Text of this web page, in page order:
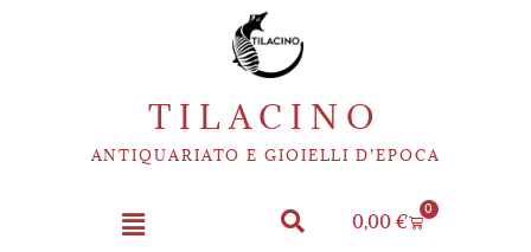
TILACINO
ANTIQUARIATO E GIOIELLI D’EPOCA
0,00 €
0